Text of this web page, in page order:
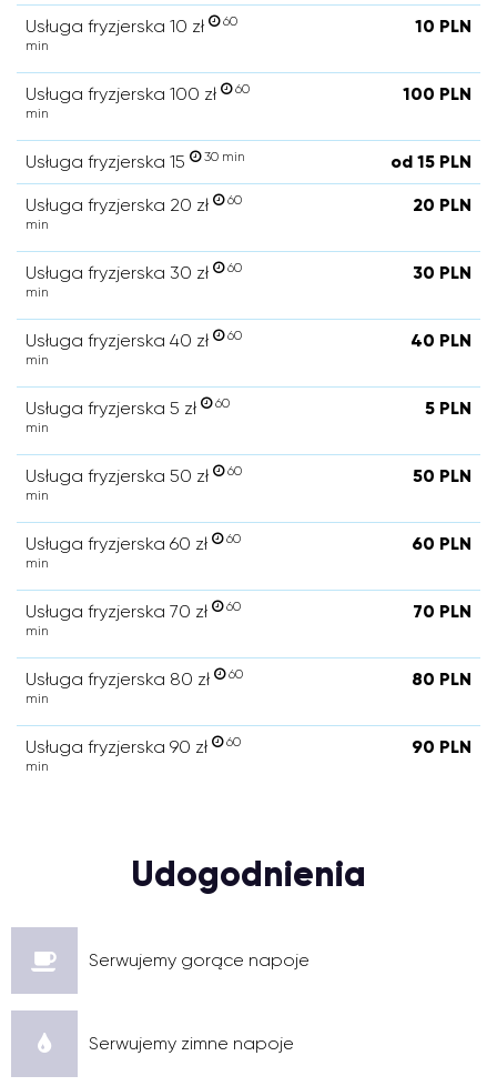
Usługa fryzjerska 10 zł
60
min
10 PLN
Usługa fryzjerska 100 zł
60
min
100 PLN
Usługa fryzjerska 15 30 min od 15 PLN
Usługa fryzjerska 20 zł
60
min
20 PLN
Usługa fryzjerska 30 zł
60
min
30 PLN
Usługa fryzjerska 40 zł
60
min
40 PLN
Usługa fryzjerska 5 zł
60
min
5 PLN
Usługa fryzjerska 50 zł
60
min
50 PLN
Usługa fryzjerska 60 zł
60
min
60 PLN
Usługa fryzjerska 70 zł
60
min
70 PLN
Usługa fryzjerska 80 zł
60
min
80 PLN
Usługa fryzjerska 90 zł
60
min
90 PLN
Udogodnienia
Serwujemy gorące napoje
Serwujemy zimne napoje